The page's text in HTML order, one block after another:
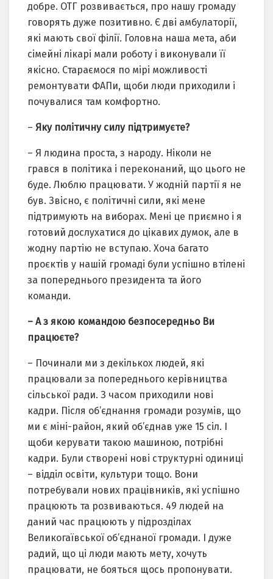
добре. ОТГ розвивається, про нашу громаду
говорять дуже позитивно. Є дві амбулаторії,
які мають свої філії. Головна наша мета, аби
сімейні лікарі мали роботу і виконували її
якісно. Стараємося по мірі можливості
ремонтувати ФАПи, щоби люди приходили і
почувалися там комфортно.
– Яку політичну силу підтримуєте?
– Я людина проста, з народу. Ніколи не
грався в політика і переконаний, що цього не
буде. Люблю працювати. У жодній партії я не
був. Звісно, є політичні сили, які мене
підтримують на виборах. Мені це приємно і я
готовий дослухатися до цікавих думок, але в
жодну партію не вступаю. Хоча багато
проєктів у нашій громаді були успішно втілені
за попереднього президента та його
команди.
– А з якою командою безпосередньо Ви
працюєте?
– Починали ми з декількох людей, які
працювали за попереднього керівництва
сільської ради. З часом приходили нові
кадри. Після об’єднання громади розумів, що
ми є міні-район, який об’єднав уже 15 сіл. І
щоби керувати такою машиною, потрібні
кадри. Були створені нові структурні одиниці
– відділ освіти, культури тощо. Вони
потребували нових працівників, які успішно
працюють та розвиваються. 49 людей на
даний час працюють у підрозділах
Великогаївської об’єднаної громади. І дуже
радий, що ці люди мають мету, хочуть
працювати, не бояться щось пропонувати.